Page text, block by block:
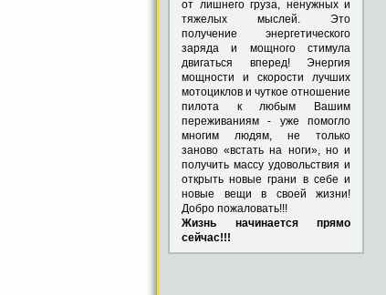
от лишнего груза, ненужных и
тяжелых мыслей. Это
получение энергетического
заряда и мощного стимула
двигаться вперед! Энергия
мощности и скорости лучших
мотоциклов и чуткое отношение
пилота к любым Вашим
переживаниям - уже помогло
многим людям, не только
заново «встать на ноги», но и
получить массу удовольствия и
открыть новые грани в себе и
новые вещи в своей жизни!
Добро пожаловать!!!
Жизнь начинается прямо
сейчас!!!